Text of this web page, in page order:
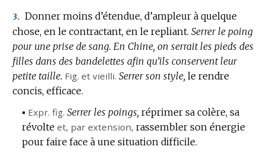
3. Donner moins d’étendue, d’ampleur à quelque
chose, en le contractant, en le repliant. Serrer le poing
pour une prise de sang. En Chine, on serrait les pieds des
filles dans des bandelettes afin qu’ils conservent leur
petite taille. Fig. et vieilli. Serrer son style, le rendre
concis, efficace.
▪ Expr. fig. Serrer les poings, réprimer sa colère, sa
révolte et, par extension, rassembler son énergie
pour faire face à une situation difficile.